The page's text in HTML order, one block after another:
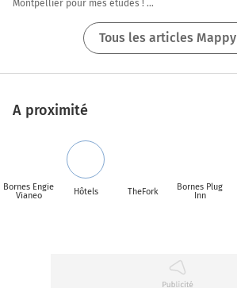
Montpellier pour mes études ! A
soirées au grand air
Tous les articles Mappy
A proximité
Bornes Engie
Vianeo
Hôtels TheFork
Bornes Plug
Inn